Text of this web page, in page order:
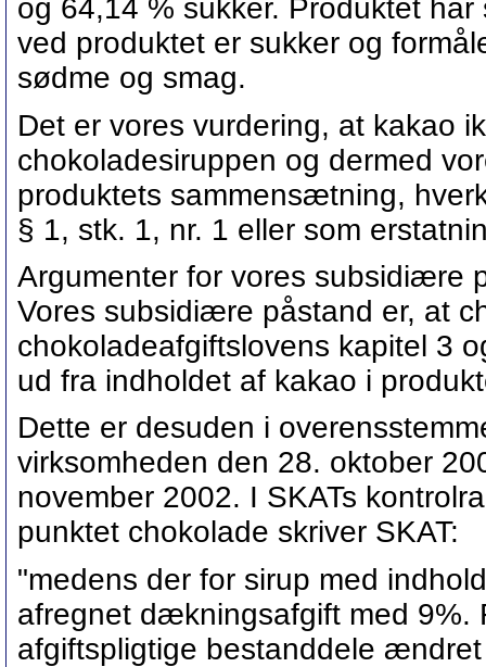
og 64,14 % sukker. Produktet
ved produktet er sukker og
sødme og smag.
Det er vores vurdering, at kakao
chokoladesiruppen og dermed
produktets sammensætning,
§ 1, stk. 1, nr. 1 eller som
Argumenter for vores subsidiære
Vores subsidiære påstand er, at
chokoladeafgiftslovens kapitel 3
ud fra indholdet af kakao i
Dette er desuden i
virksomheden den 28. oktober
november 2002. I SKATs
punktet chokolade skriver SKAT:
"medens der for sirup med
afregnet dækningsafgift med 9%.
afgiftspligtige bestanddele